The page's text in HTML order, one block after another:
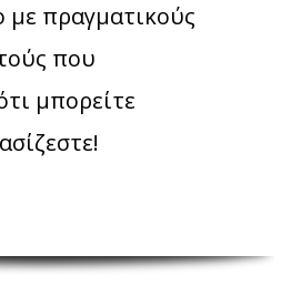
με πραγματικούς
που
μπορείτε